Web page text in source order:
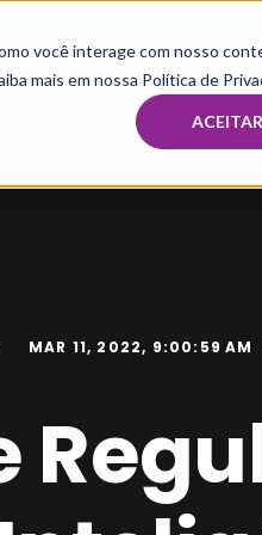
você interage com nosso
mais em nossa Política de
ACEITAR
IMERSÃO E MENTORIA TAX
MAR 11, 2022, 9:00:59 AM